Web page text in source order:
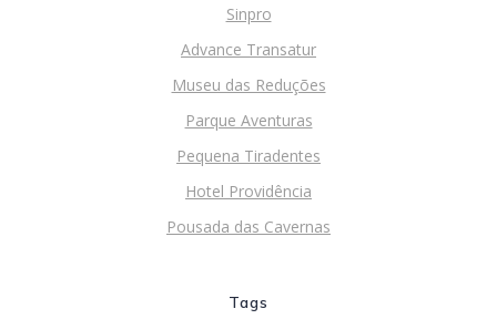
Sinpro
Advance Transatur
Museu das Reduções
Parque Aventuras
Pequena Tiradentes
Hotel Providência
Pousada das Cavernas
Tags